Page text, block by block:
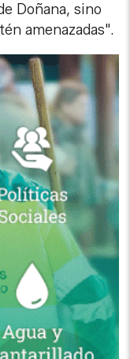
Doñana, sino
amenazadas".